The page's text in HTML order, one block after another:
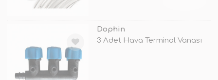
Dophin
3 Adet Hava Terminal Vanası